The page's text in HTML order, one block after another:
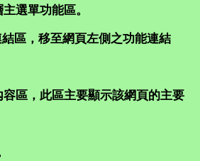
選單功能區。
區，移至網頁左側之功能連結
區，此區主要顯示該網頁的主要